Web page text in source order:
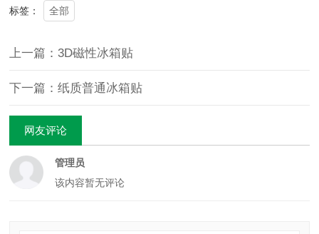
标签： 全部
上一篇：3D磁性冰箱贴
下一篇：纸质普通冰箱贴
网友评论
管理员
该内容暂无评论